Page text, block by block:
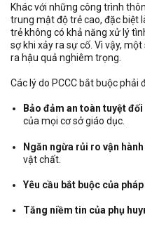
Khác với những công trình
trung mật độ trẻ cao, đặc biệt
trẻ không có khả năng xử lý
sợ khi xảy ra sự cố. Vì vậy,
ra hậu quả nghiêm trọng.
Các lý do PCCC bắt buộc phải
Bảo đảm an toàn tuyệt
của mọi cơ sở giáo dục.
Ngăn ngừa rủi ro vận hành
vật chất.
Yêu cầu bắt buộc của
Tăng niềm tin của phụ